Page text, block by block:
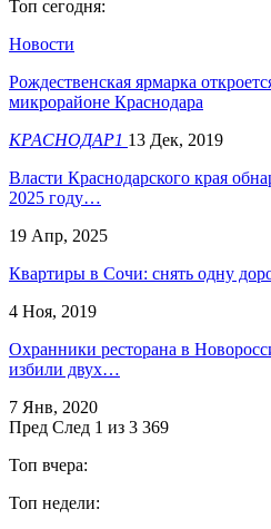
Топ сегодня:
Новости
Рождественская ярмарка
микрорайоне Краснодара
КРАСНОДАР1 13 Дек, 2019
Власти Краснодарского края
2025 году…
19 Апр, 2025
Квартиры в Сочи: снять одну
4 Ноя, 2019
Охранники ресторана в
избили двух…
7 Янв, 2020
Пред След 1 из 3 369
Топ вчера:
Топ недели: